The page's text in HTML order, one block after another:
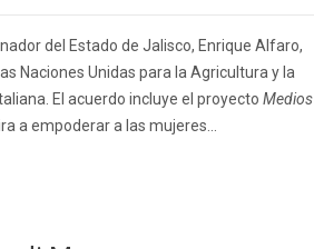
del Estado de Jalisco, Enrique Alfaro,
Naciones Unidas para la Agricultura y la
El acuerdo incluye el proyecto Medios
a empoderar a las mujeres...